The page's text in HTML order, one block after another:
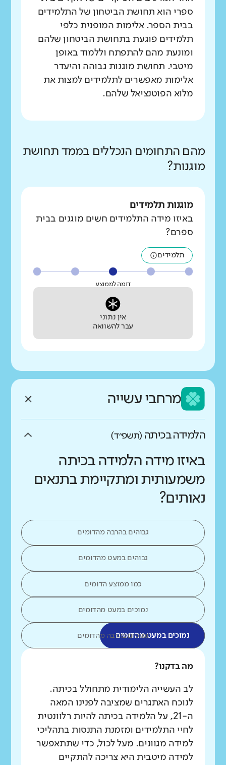
ספרי הוא תחושת הביטחון של התלמידים
בבית הספר. אלימות המופנית כלפי
תלמידים פוגעת בתחושת הביטחון שלהם
ומונעת מהם להתפתח וללמוד באופן
מיטבי. תחושת מוגנות גבוהה והיעדר
אלימות מאפשרים לתלמידים למצות את
מלוא הפוטנציאל שלהם.
מהם התחומים הנכללים בממד תחושת
מוגנות?
מוגנות תלמידים
באיזו מידה התלמידים חשים מוגנים בבית
ספרם?
תלמידים
דומה לממוצע
אין נתוני
עבר להשוואה
מרחבי עשייה
הלמידה בכיתה (תשפ״ד)
באיזו מידה הלמידה בכיתה
משמעותית ומתקיימת בתנאים
נאותים?
גבוהים בהרבה מהדומים
גבוהים במעט מהדומים
כמו ממוצע הדומים
נמוכים במעט מהדומים
נמוכים במעט מהדומיםנמוכים בהרבה מהדומים
מה בדקנו?
לב העשייה הלימודית מתחולל בכיתה.
לנוכח האתגרים שמציבה לפנינו המאה
ה-21, על הלמידה בכיתה להיות רלוונטית
לחיי התלמידים ומזמנת התנסות בתהליכי
למידה מגוונים. מעל לכול, כדי שתתאפשר
למידה מיטבית היא צריכה להתקיים